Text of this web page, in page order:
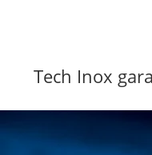
Tech Inox